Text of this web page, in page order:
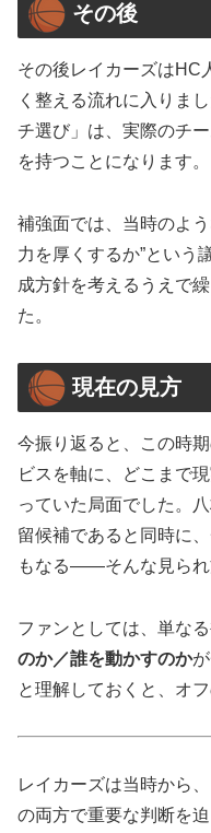
その後
その後レイカーズはHC
く整える流れに入りま
チ選び」は、実際のチ
を持つことになります。
補強面では、当時のよ
力を厚くするか”という
成方針を考えるうえで
た。
現在の見方
今振り返ると、この時
ビスを軸に、どこまで
っていた局面でした。
留候補であると同時に
もなる――そんな見られ
ファンとしては、単な
のか／誰を動かすのか
と理解しておくと、オ
レイカーズは当時から
の両方で重要な判断を